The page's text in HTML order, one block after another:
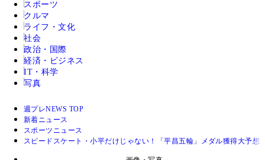
スポーツ
クルマ
ライフ・文化
社会
政治・国際
経済・ビジネス
IT・科学
写真
週プレNEWS TOP
新着ニュース
スポーツニュース
スピードスケート・小平だけじゃない！「平昌五輪」メダル獲得大予想